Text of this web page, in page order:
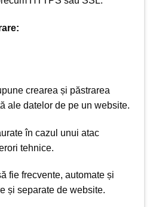
crearea și păstrarea
ale datelor de pe un website.
în cazul unui atac
tehnice.
fie frecvente, automate și
și separate de website.